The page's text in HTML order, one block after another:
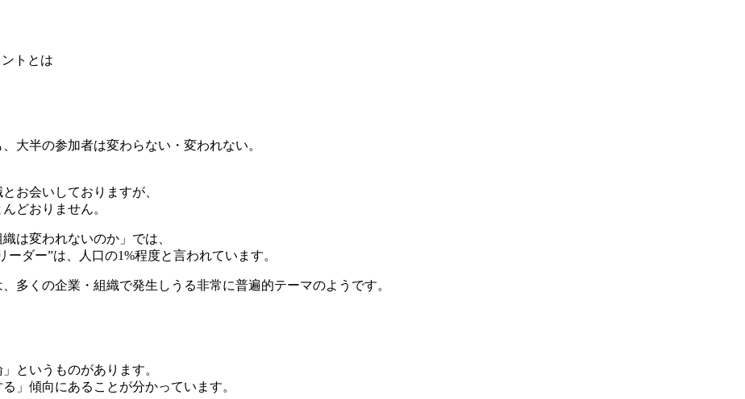
トとは
大半の参加者は変わらない・変われない。
お会いしておりますが、
どおりません。
は変われないのか」では、
ダー”は、人口の1%程度と言われています。
多くの企業・組織で発生しうる非常に普遍的テーマのようです。
というものがあります。
」傾向にあることが分かっています。